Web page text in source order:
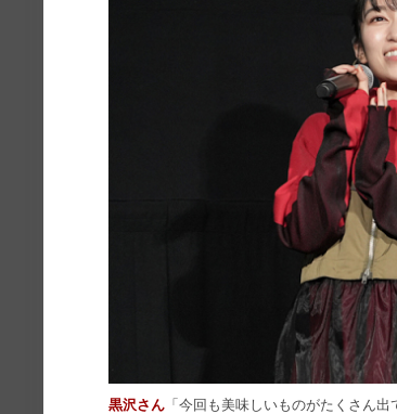
黒沢さん 「今回も美味しいものがたくさん